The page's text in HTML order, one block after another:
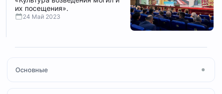
их посещения».
24 Май 2023
Основные